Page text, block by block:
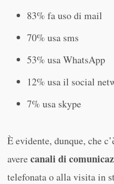
83% fa uso di mail
70% usa sms
53% usa WhatsApp
12% usa il social
7% usa skype
È evidente, dunque, che
avere canali di
telefonata o alla visita in